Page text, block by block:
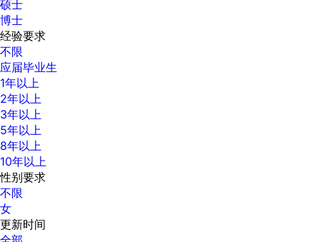
硕士
博士
经验要求
不限
应届毕业生
1年以上
2年以上
3年以上
5年以上
8年以上
10年以上
性别要求
不限
女
更新时间